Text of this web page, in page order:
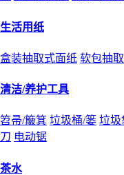
生活用纸
盒装抽取式面纸 软包抽
清洁/养护工具
笤帚/簸箕 垃圾桶/篓 垃圾
刀 电动锯
茶水